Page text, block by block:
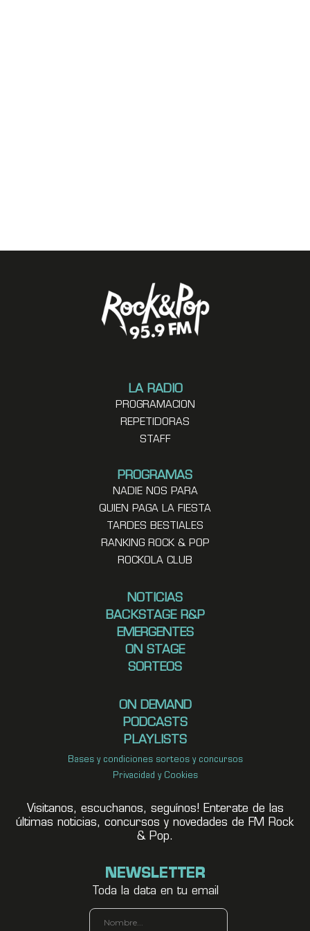
LA RADIO
PROGRAMACION
REPETIDORAS
STAFF
PROGRAMAS
NADIE NOS PARA
QUIEN PAGA LA FIESTA
TARDES BESTIALES
RANKING ROCK & POP
ROCKOLA CLUB
NOTICIAS
BACKSTAGE R&P
EMERGENTES
ON STAGE
SORTEOS
ON DEMAND
PODCASTS
PLAYLISTS
Bases y condiciones sorteos y concursos
Privacidad y Cookies
Visitanos, escuchanos, seguínos! Enterate de las
últimas noticias, concursos y novedades de FM Rock
& Pop.
NEWSLETTER
Toda la data en tu email